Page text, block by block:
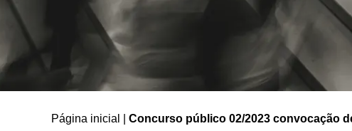
Página inicial Concurso público 02/2023 convocação